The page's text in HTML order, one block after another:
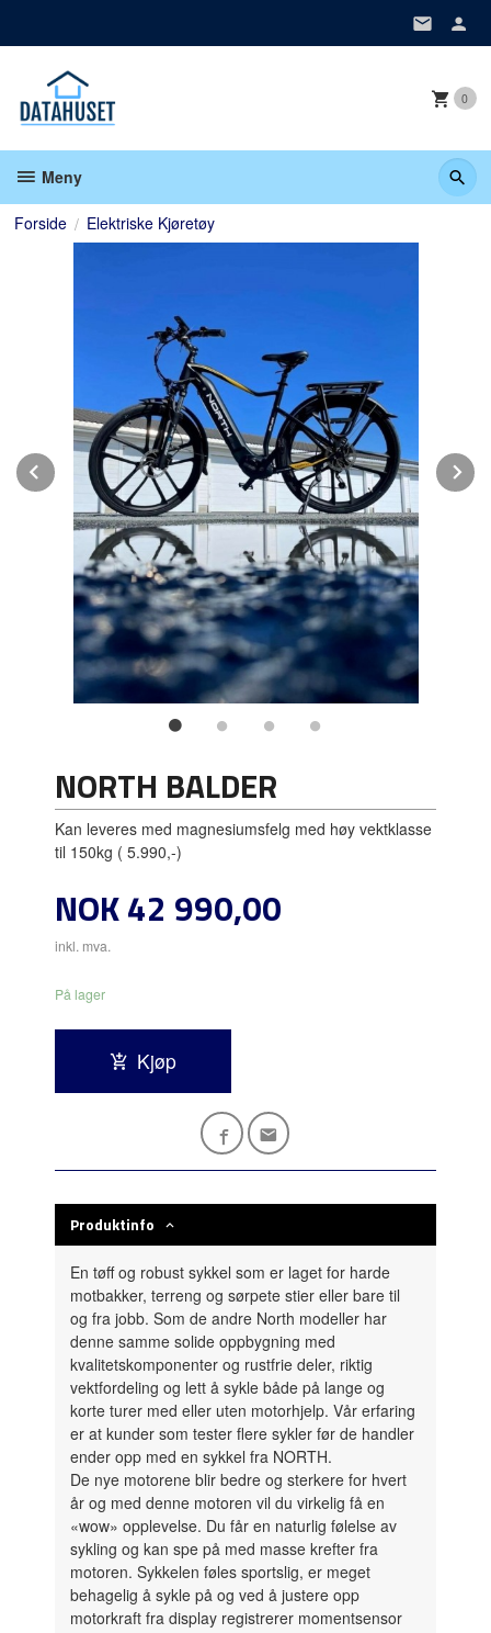
0
Meny
Forside Elektriske Kjøretøy
Prev
NORTH BALDER
Kan leveres med magnesiumsfelg med høy vektklasse
til 150kg ( 5.990,-)
Pris
NOK42 990,00
inkl. mva.
På lager
Kjøp
Produktinfo
En tøff og robust sykkel som er laget for harde
motbakker, terreng og sørpete stier eller bare til
og fra jobb. Som de andre North modeller har
denne samme solide oppbygning med
kvalitetskomponenter og rustfrie deler, riktig
vektfordeling og lett å sykle både på lange og
korte turer med eller uten motorhjelp. Vår erfaring
er at kunder som tester flere sykler før de handler
ender opp med en sykkel fra NORTH.
De nye motorene blir bedre og sterkere for hvert
år og med denne motoren vil du virkelig få en
«wow» opplevelse. Du får en naturlig følelse av
sykling og kan spe på med masse krefter fra
motoren. Sykkelen føles sportslig, er meget
behagelig å sykle på og ved å justere opp
motorkraft fra display registrerer momentsensor